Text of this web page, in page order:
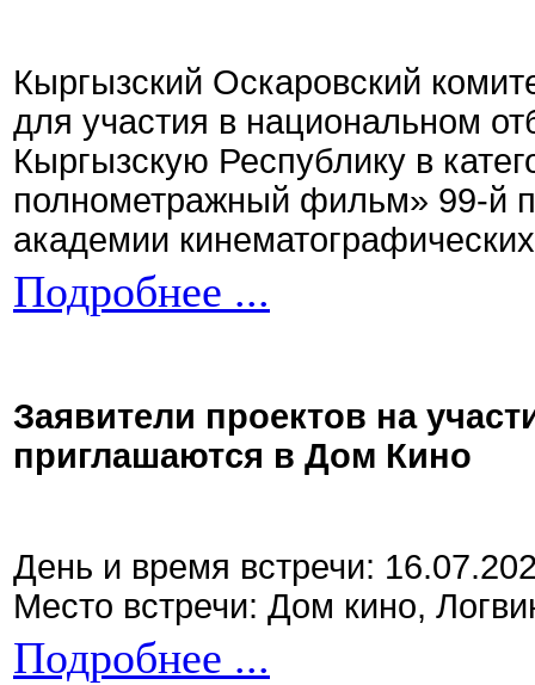
Кыргызский Оскаровский
для участия в национальном
Кыргызскую Республику в
полнометражный фильм» 99-й
академии
Подробнее ...
Заявители проектов на
приглашаются в Дом Кино
День и время встречи:
Место встречи: Дом кино,
Подробнее ...